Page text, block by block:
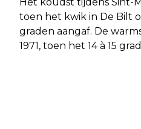
toen het kwik in De Bilt
graden aangaf. De
1971, toen het 14 à 15